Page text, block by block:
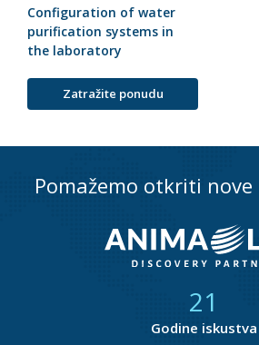
Configuration of water
purification systems in
the laboratory
Zatražite ponudu
Pomažemo otkriti nove
21
Godine iskustva